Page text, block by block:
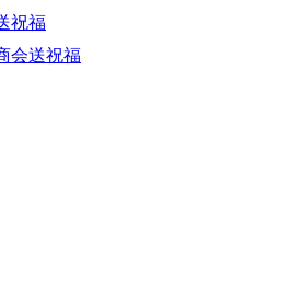
祝福
会送祝福